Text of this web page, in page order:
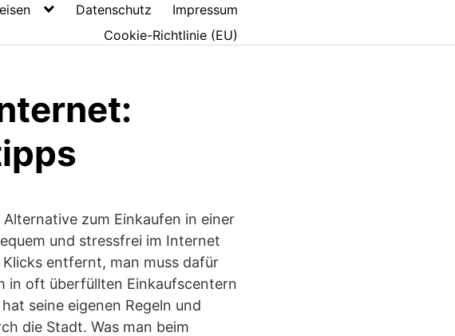
Datenschutz
Impressum
Cookie-Richtlinie (EU)
zum Einkaufen in einer
und stressfrei im Internet
entfernt, man muss dafür
in oft überfüllten Einkaufscentern
seine eigenen Regeln und
die Stadt. Was man beim